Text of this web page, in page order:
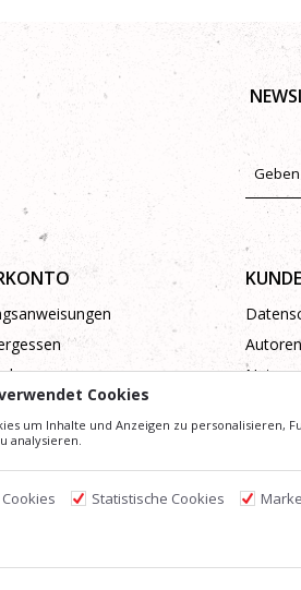
und Preise präzise und Profesionell wie möglich
nicht, dass sie jederzeit verfügbar sind. Sie
©2026www.gataric.net, ErstellungNB SOFT.
Cookies
um Inhalte und Anzeigen zu personalisieren,
analysieren.
Statistische Cookies